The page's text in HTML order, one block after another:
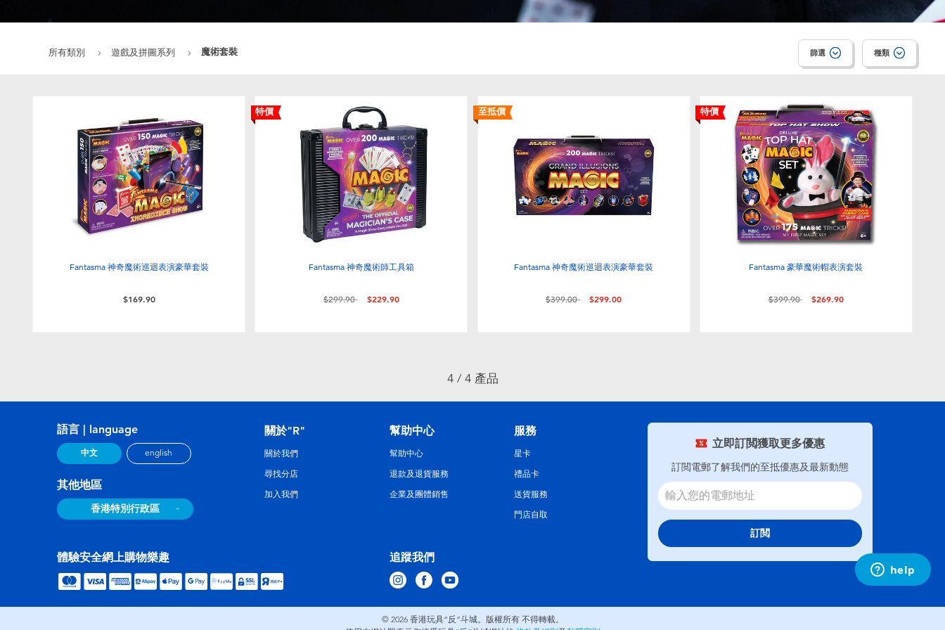
所有類別 遊戲及拼圖系列 魔術套裝 篩選 種類
Fantasma 神奇魔術巡迴表演豪華套裝
$169.90
特價
Fantasma 神奇魔術師工具箱
價格從
$299.90至 $229.90
至抵價
Fantasma 神奇魔術巡迴表演豪華套裝
價格從
$399.00至 $299.00
特價
Fantasma 豪華魔術帽表演套裝
價格從
$399.90至 $269.90
4 / 4 產品
立即訂閲獲取更多優惠
訂閲電郵了解我們的至抵優惠及最新動態
訂閲
語言 | language
中文 english
其他地區
香港特別行政區
追蹤我們
關於"R"
關於我們
尋找分店
加入我們
幫助中心
幫助中心
退款及退貨服務
企業及團體銷售
服務
星卡
禮品卡
送貨服務
門店自取
體驗安全網上購物樂趣
© 2026 香港玩具“反”斗城。版權所有 不得轉載。